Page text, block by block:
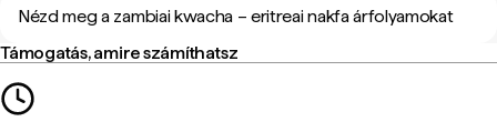
Nézd meg a zambiai kwacha – eritreai nakfa árfolyamokat
Támogatás, amire számíthatsz